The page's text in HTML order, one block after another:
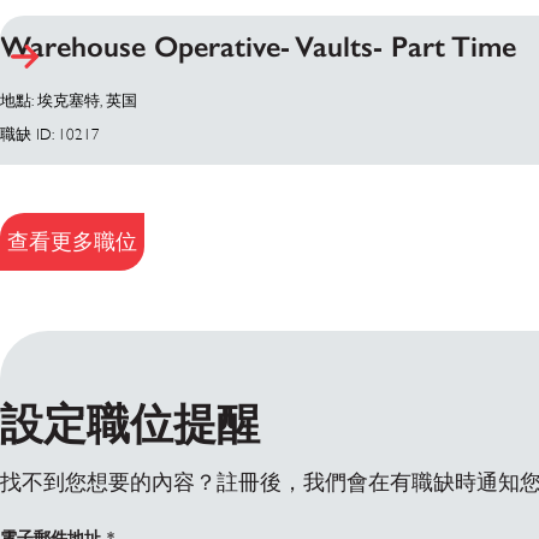
Warehouse Operative- Vaults- Part Time
地點: 埃克塞特, 英国
職缺 ID: 10217
查看更多職位
設定職位提醒
找不到您想要的內容？註冊後，我們會在有職缺時通知